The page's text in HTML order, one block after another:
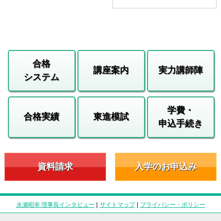
合格
システム
講座案内 実力講師陣
合格実績 東進模試
学費・
申込手続き
資料請求 入学のお申込み
永瀬昭幸 理事長インタビュー | サイトマップ| プライバシー・ポリシー